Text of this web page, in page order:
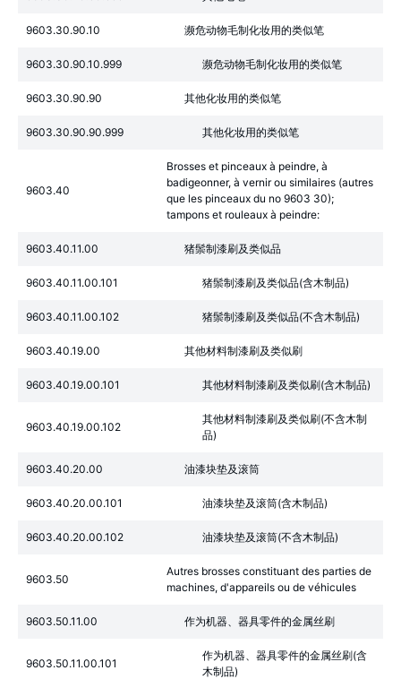
9603.30.90.10 濒危动物毛制化妆用的类似笔
9603.30.90.10.999 濒危动物毛制化妆用的类似笔
9603.30.90.90 其他化妆用的类似笔
9603.30.90.90.999 其他化妆用的类似笔
9603.40
Brosses et pinceaux à peindre, à
badigeonner, à vernir ou similaires (autres
que les pinceaux du no 9603 30);
tampons et rouleaux à peindre:
9603.40.11.00 猪鬃制漆刷及类似品
9603.40.11.00.101 猪鬃制漆刷及类似品(含木制品)
9603.40.11.00.102 猪鬃制漆刷及类似品(不含木制品)
9603.40.19.00 其他材料制漆刷及类似刷
9603.40.19.00.101 其他材料制漆刷及类似刷(含木制品)
9603.40.19.00.102
其他材料制漆刷及类似刷(不含木制
品)
9603.40.20.00 油漆块垫及滚筒
9603.40.20.00.101 油漆块垫及滚筒(含木制品)
9603.40.20.00.102 油漆块垫及滚筒(不含木制品)
9603.50
Autres brosses constituant des parties de
machines, d'appareils ou de véhicules
9603.50.11.00 作为机器、器具零件的金属丝刷
9603.50.11.00.101
作为机器、器具零件的金属丝刷(含
木制品)